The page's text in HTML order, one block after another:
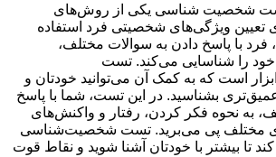
شخصیت شناسی یکی از روش‌های
تعیین ویژگی‌های شخصیتی فرد استفاده
با پاسخ دادن به سوالات مختلف،
را شناسایی می‌کند. تست
است که به کمک آن می‌توانید خودتان و
بشناسید. در این تست، شما با پاسخ
به نحوه فکر کردن، رفتار و واکنش‌های
مختلف پی می‌برید. تست شخصیت‌شناسی
تا بیشتر با خودتان آشنا شوید و نقاط قوت